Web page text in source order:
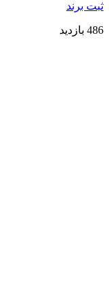
ثبت برند
486 بازدید